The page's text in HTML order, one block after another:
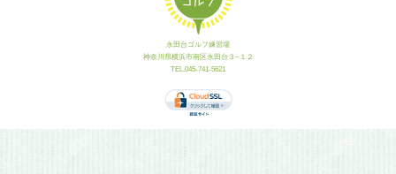
永田台ゴルフ練習場
神奈川県横浜市南区永田台３−１２
TEL.045-741-5621